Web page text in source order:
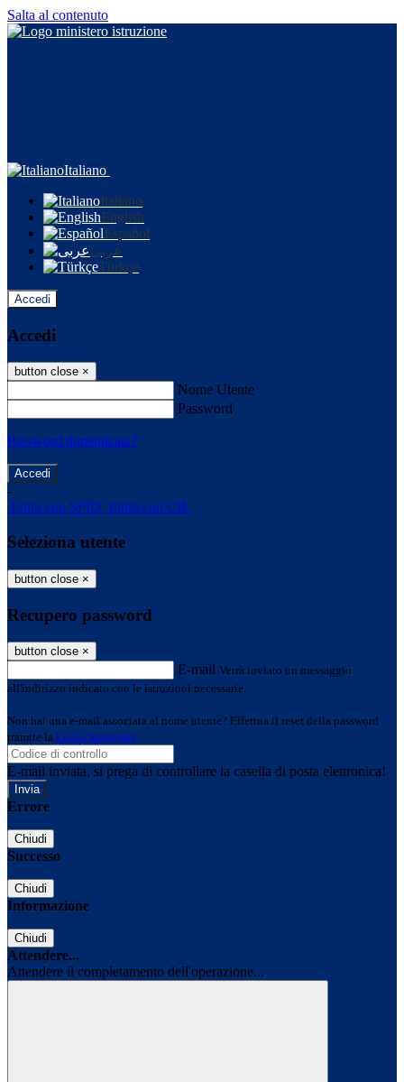
Salta al contenuto
Italiano
Italiano
English
Español
عربى
Türkçe
Accedi
Accedi
button close ×
Nome Utente
Password
Password dimenticata?
-
Entra con SPID Entra con CIE
Seleziona utente
button close ×
Recupero password
button close ×
E-mail Verrà inviato un messaggio
all'indirizzo indicato con le istruzioni necessarie.
Non hai una e-mail associata al nome utente? Effettua il reset della password
tramite la Login Spaggiari
E-mail inviata, si prega di controllare la casella di posta elettronica!
Errore
Chiudi
Successo
Chiudi
Informazione
Chiudi
Attendere...
Attendere il completamento dell'operazione...